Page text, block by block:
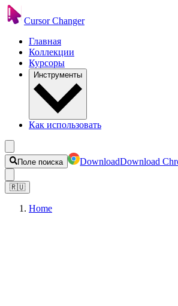
Cursor Changer
Главная
Коллекции
Курсоры
Инструменты
Как использовать
Поле поиска DownloadDownload
🇷🇺
Home